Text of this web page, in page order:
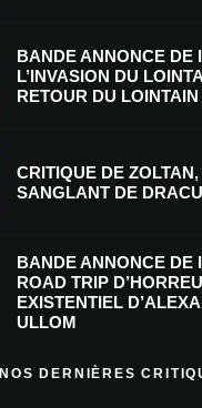
BANDE ANNONCE DE
L’INVASION DU
RETOUR DU
CRITIQUE DE
SANGLANT DE
BANDE ANNONCE DE
ROAD TRIP
EXISTENTIEL
ULLOM
NOS DERNIÈRES